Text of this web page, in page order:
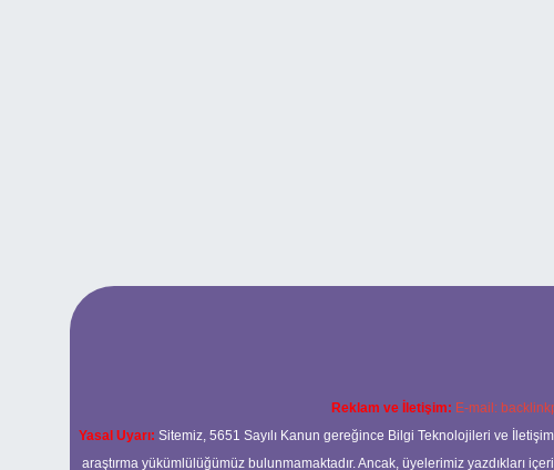
Reklam ve İletişim: E-mail:
Yasal Uyarı: Sitemiz, 5651 Sayılı Kanun gereğince Bilgi Teknolojileri ve
araştırma yükümlülüğümüz bulunmamaktadır. Ancak, üyelerimiz yazdıkları